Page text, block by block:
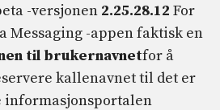
-versjonen 2.25.28.12 For
Messaging -appen faktisk en
til brukernavnetfor å
kallenavnet til det er